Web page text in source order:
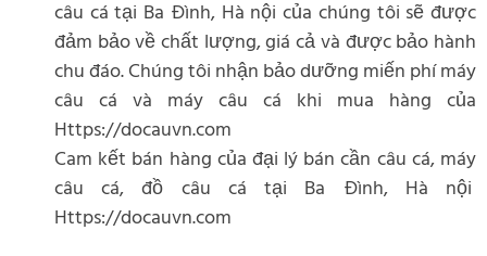
câu cá tại Ba Đình, Hà nội của chúng tôi sẽ được
đảm bảo về chất lượng, giá cả và được bảo hành
chu đáo. Chúng tôi nhận bảo dưỡng miến phí máy
câu cá và máy câu cá khi mua hàng của
Https://docauvn.com
Cam kết bán hàng của đại lý bán cần câu cá, máy
câu cá, đồ câu cá tại Ba Đình, Hà nội
Https://docauvn.com